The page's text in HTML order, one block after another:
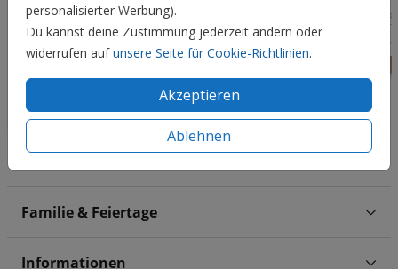
personalisierter Werbung).
Du kannst deine Zustimmung jederzeit ändern oder
widerrufen aufunsere Seite für Cookie-Richtlinien.
Akzeptieren
Ablehnen
Familie & Feiertage
Informationen